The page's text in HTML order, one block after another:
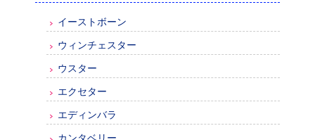
イーストボーン
ウィンチェスター
ウスター
エクセター
エディンバラ